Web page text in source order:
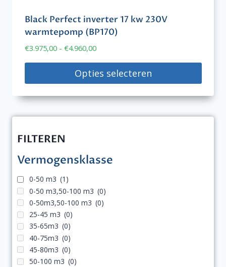
Black Perfect inverter 17 kw 230V
warmtepomp (BP170)
€3.975,00 - €4.960,00Prijsklasse:
tot
€4.960,00
Opties selecteren
product
heeft
variaties.
Deze
kan
gekozen
worden
op
de
productpagina
FILTEREN
Vermogensklasse
0-50 m3 (1)
0-50 m3,50-100 m3 (0)
0-50m3,50-100 m3 (0)
25-45 m3 (0)
35-65m3 (0)
40-75m3 (0)
45-80m3 (0)
50-100 m3 (0)